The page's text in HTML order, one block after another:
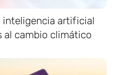
inteligencia artificial
al cambio climático